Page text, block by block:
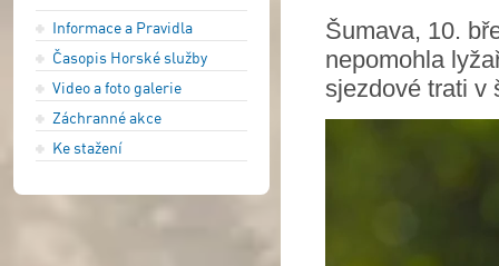
Informace a Pravidla
Časopis Horské služby
Video a foto galerie
Záchranné akce
Ke stažení
Šumava, 10.
nepomohla
sjezdové trati v